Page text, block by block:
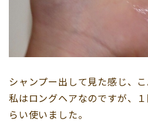
シャンプー出して見た感じ、こ
私はロングヘアなのですが、
らい使いました。